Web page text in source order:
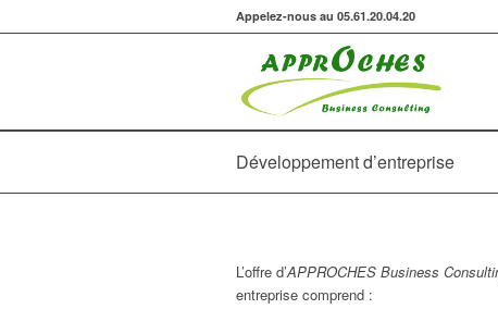
Appelez-nous au 05.61.20.04.20
Développement d’entreprise
L’offre d’APPROCHES Business
entreprise comprend :